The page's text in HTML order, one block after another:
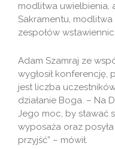
modlitwa uwielbienia,
Sakramentu,
zespołów
Adam Szamraj ze
wygłosił konferencję,
jest liczba
działanie Boga. – Na
Jego moc, by stawać
wyposaża oraz
przyjść” – mówił.